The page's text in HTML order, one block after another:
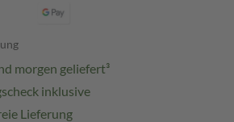
morgen geliefert³
inklusive
Lieferung